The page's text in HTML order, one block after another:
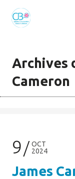
Archives
Cameron
9
OCT
2024
James